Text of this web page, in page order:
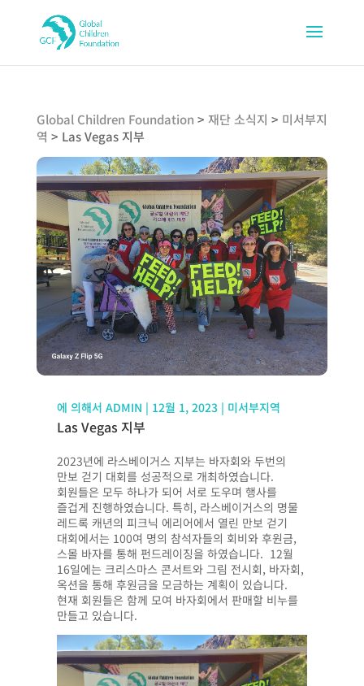
Global Children Foundation > 재단 소식지 > 미서부지
역 > Las Vegas 지부
에 의해서 ADMIN | 12월 1, 2023| 미서부지역
Las Vegas 지부
2023년에 라스베이거스 지부는 바자회와 두번의
만보 걷기 대회를 성공적으로 개최하였습니다.
회원들은 모두 하나가 되어 서로 도우며 행사를
즐겁게 진행하였습니다. 특히, 라스베이거스의 명물
레드록 캐년의 피크닉 에리어에서 열린 만보 걷기
대회에서는 100여 명의 참석자들의 회비와 후원금,
스몰 바자를 통해 펀드레이징을 하였습니다. 12월
16일에는 크리스마스 콘서트와 그림 전시회, 바자회,
옥션을 통해 후원금을 모금하는 계획이 있습니다.
현재 회원들은 함께 모여 바자회에서 판매할 비누를
만들고 있습니다.